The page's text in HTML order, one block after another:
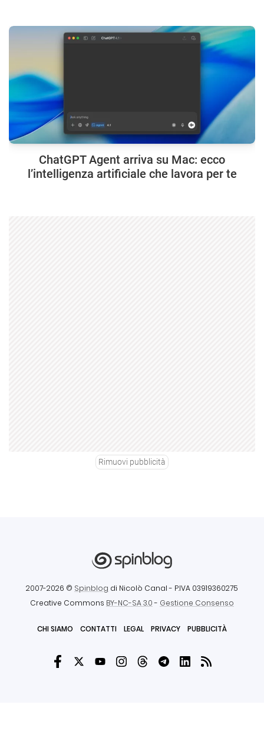
ChatGPT Agent arriva su Mac: ecco
l’intelligenza artificiale che lavora per te
Rimuovi pubblicità
2007-2026 © Spinblog di Nicolò Canal - P.IVA 03919360275
Creative Commons BY-NC-SA 3.0- Gestione Consenso
CHI SIAMO CONTATTI LEGAL PRIVACY PUBBLICITÀ